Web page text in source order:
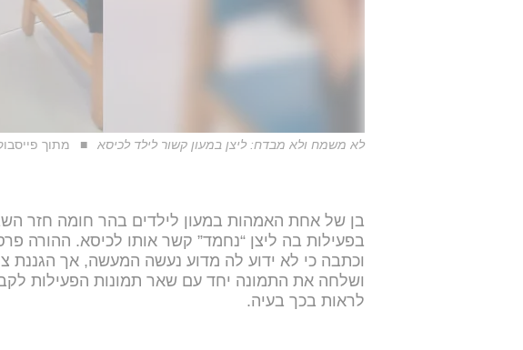
לא משמח ולא מבדח: ליצן במעון קשור לילד לכיסא מתוך
בן של אחת האמהות במעון לילדים בהר חומה חזר
בפעילות בה ליצן “נחמד” קשר אותו לכיסא. ההורה
וכתבה כי לא ידוע לה מדוע נעשה המעשה, אך הגננת
ושלחה את התמונה יחד עם שאר תמונות הפעילות
לראות בכך בעיה.